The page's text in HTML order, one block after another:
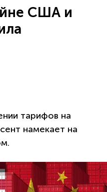
США и
тарифов на
намекает на